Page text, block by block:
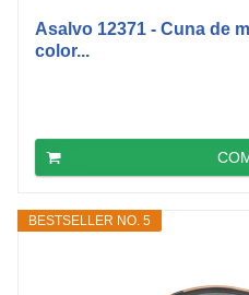
Asalvo 12371 - Cuna de
color...
BESTSELLER NO. 5